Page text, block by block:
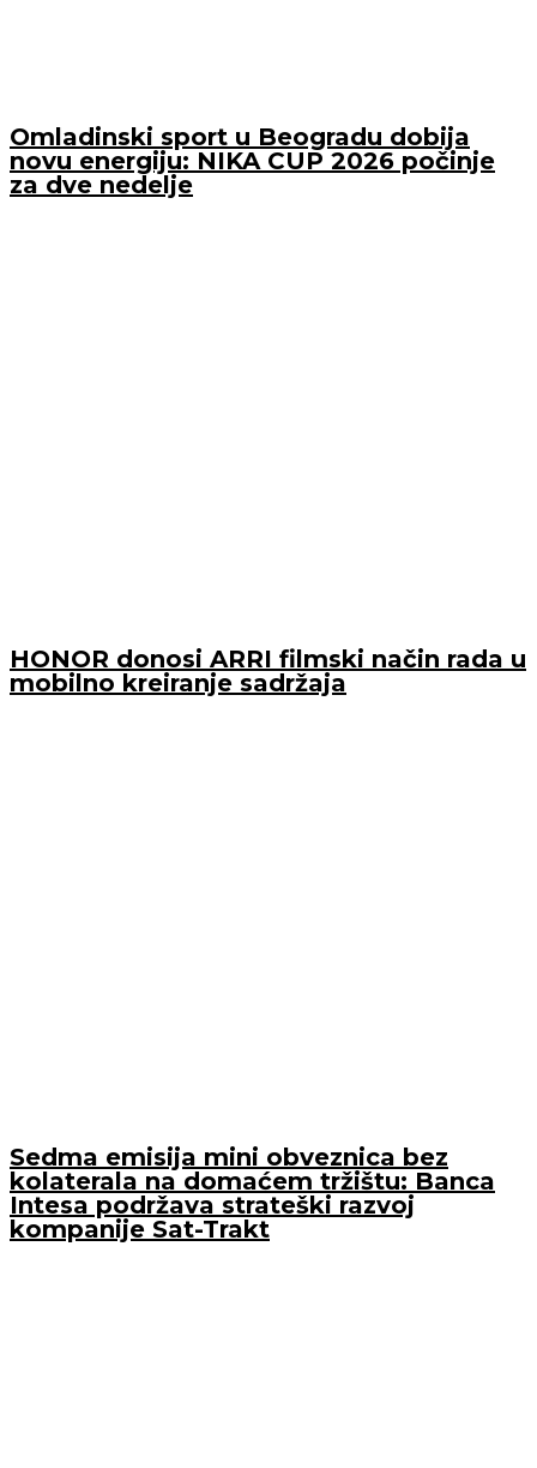
Omladinski sport u Beogradu dobija
novu energiju: NIKA CUP 2026 počinje
za dve nedelje
HONOR donosi ARRI filmski način rada u
mobilno kreiranje sadržaja
Sedma emisija mini obveznica bez
kolaterala na domaćem tržištu: Banca
Intesa podržava strateški razvoj
kompanije Sat-Trakt